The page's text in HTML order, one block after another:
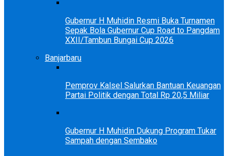
Gubernur H Muhidin Resmi Buka Turnamen
Sepak Bola Gubernur Cup Road to Pangdam
XXII/Tambun Bungai Cup 2026
Banjarbaru
Pemprov Kalsel Salurkan Bantuan Keuangan
Partai Politik dengan Total Rp 20,5 Miliar
Gubernur H Muhidin Dukung Program Tukar
Sampah dengan Sembako